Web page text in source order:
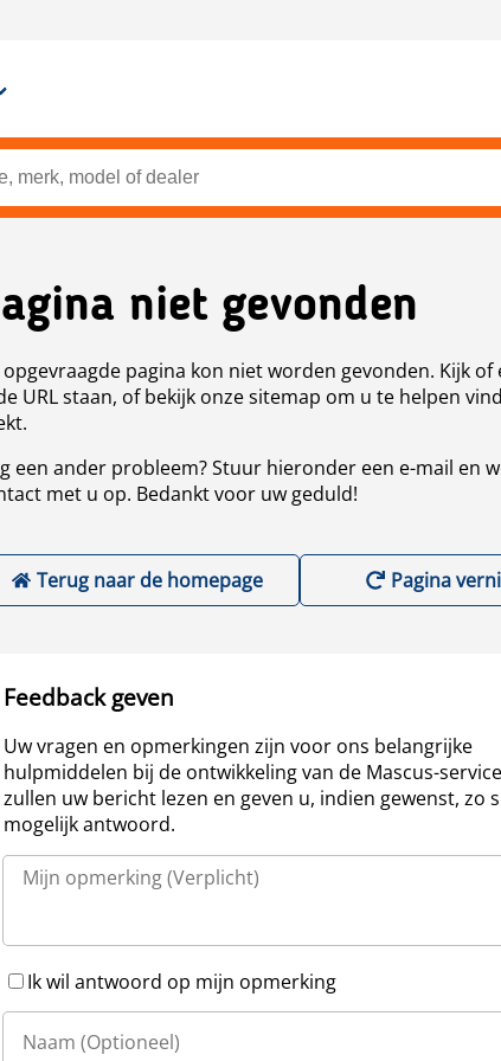
niet gevonden
opgevraagde pagina kon niet worden gevonden. Kijk
URL staan, of bekijk onze sitemap om u te helpen
een ander probleem? Stuur hieronder een e-mail en
met u op. Bedankt voor uw geduld!
Terug naar de homepage Pagina
Feedback geven
Uw vragen en opmerkingen zijn voor ons belangrijke
hulpmiddelen bij de ontwikkeling van de Mascus-
zullen uw bericht lezen en geven u, indien gewenst, zo
mogelijk antwoord.
Ik wil antwoord op mijn opmerking